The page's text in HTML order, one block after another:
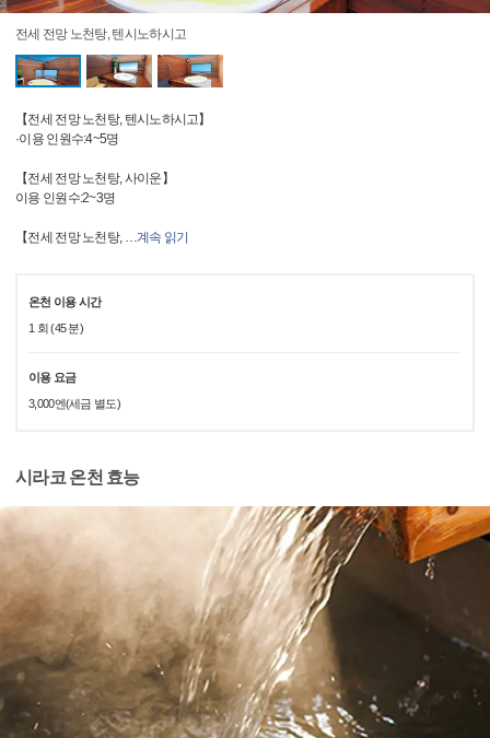
전세 전망 노천탕, 텐시노하시고
【전세 전망 노천탕, 텐시노하시고】
·이용 인원수:4~5명
【전세 전망 노천탕, 사이운】
이용 인원수:2~3명
【전세 전망 노천탕, …계속 읽기
온천 이용 시간
1 회 (45 분)
이용 요금
3,000엔(세금 별도)
시라코 온천 효능